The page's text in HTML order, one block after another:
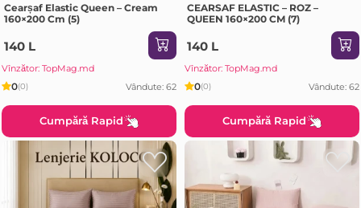
Cearșaf Elastic Queen – Cream
160×200 Cm (5)
140 L
Vînzător: TopMag.md
0(0) Vândute: 62
Cumpără Rapid
CEARSAF ELASTIC – ROZ –
QUEEN 160×200 CM (7)
140 L
Vînzător: TopMag.md
0(0) Vândute: 62
Cumpără Rapid